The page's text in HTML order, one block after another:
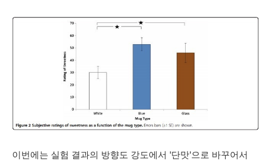
이번에는 실험 결과의 방향도 강도에서 '단맛'으로 바꾸어서